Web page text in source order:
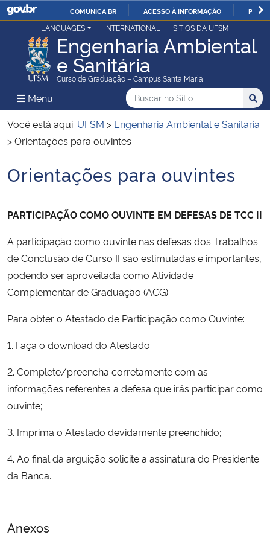
IR
PARA
O
CONTEÚDO
COMUNICA BR ACESSO À INFORMAÇÃO
Ministério da Justiça e Segurança Pública
Ministério da Defesa
Ministério das Relações Exteriores
Ministério da Infraestrutura
Ministério da Agricultura, Pecuária e Abastecimento
Ministério da Educação
Ministério da Cidadania
Ministério de Minas e Energia
Ministério da Ciência, Tecnologia, Inovações e Comunicações
Ministério do Meio Ambiente
Ministério do Turismo
Ministério do Desenvolvimento Regional
LANGUAGES INTERNATIONAL SÍTIOS DA UFSM
Engenharia Ambiental
e Sanitária
Curso de Graduação – Campus Santa Maria
Menu Menu Principal do Sítio
Busca
Buscar no no Sítio
Busca:
Você está aqui: UFSM > Engenharia Ambiental e Sanitária
>Orientações para ouvintes
Início do conteúdo
Orientações para ouvintes
PARTICIPAÇÃO COMO OUVINTE EM DEFESAS DE TCC II
A participação como ouvinte nas defesas dos Trabalhos
de Conclusão de Curso II são estimuladas e importantes,
podendo ser aproveitada como Atividade
Complementar de Graduação (ACG).
Para obter o Atestado de Participação como Ouvinte:
1. Faça o download do Atestado
2. Complete/preencha corretamente com as
informações referentes a defesa que irás participar como
ouvinte;
3. Imprima o Atestado devidamente preenchido;
4. Ao final da arguição solicite a assinatura do Presidente
da Banca.
Anexos